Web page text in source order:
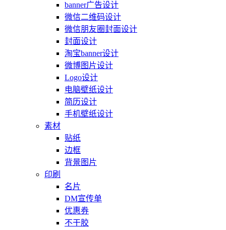
banner广告设计
微信二维码设计
微信朋友圈封面设计
封面设计
淘宝banner设计
微博图片设计
Logo设计
电脑壁纸设计
简历设计
手机壁纸设计
素材
贴纸
边框
背景图片
印刷
名片
DM宣传单
优惠券
不干胶